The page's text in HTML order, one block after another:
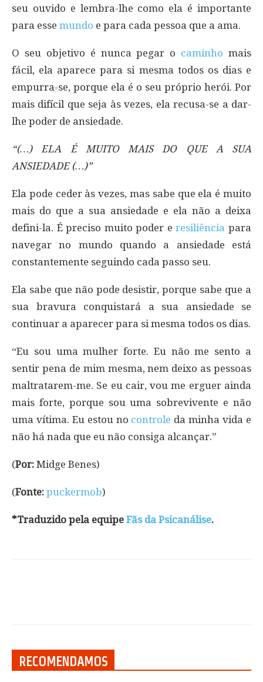
seu ouvido e lembra-lhe como ela é importante
para esse mundo e para cada pessoa que a ama.
O seu objetivo é nunca pegar o caminho mais
fácil, ela aparece para si mesma todos os dias e
empurra-se, porque ela é o seu próprio herói. Por
mais difícil que seja às vezes, ela recusa-se a dar-
lhe poder de ansiedade.
“(…) ELA É MUITO MAIS DO QUE A SUA
ANSIEDADE (…)”
Ela pode ceder às vezes, mas sabe que ela é muito
mais do que a sua ansiedade e ela não a deixa
defini-la. É preciso muito poder eresiliência para
navegar no mundo quando a ansiedade está
constantemente seguindo cada passo seu.
Ela sabe que não pode desistir, porque sabe que a
sua bravura conquistará a sua ansiedade se
continuar a aparecer para si mesma todos os dias.
“Eu sou uma mulher forte. Eu não me sento a
sentir pena de mim mesma, nem deixo as pessoas
maltratarem-me. Se eu cair, vou me erguer ainda
mais forte, porque sou uma sobrevivente e não
uma vítima. Eu estou no controle da minha vida e
não há nada que eu não consiga alcançar.”
(Por: Midge Benes)
(Fonte: puckermob)
*Traduzido pela equipe Fãs da Psicanálise.
RECOMENDAMOS